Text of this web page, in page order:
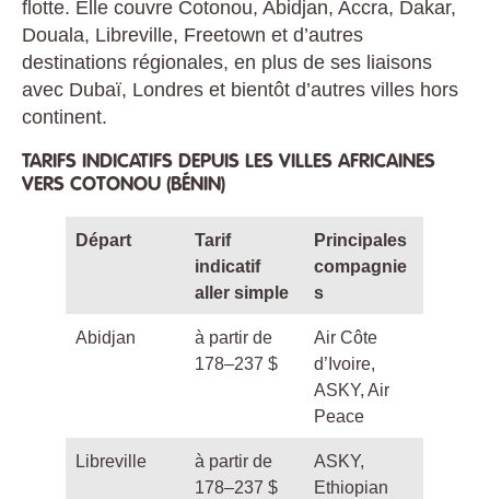
flotte. Elle couvre Cotonou, Abidjan, Accra, Dakar,
Douala, Libreville, Freetown et d’autres
destinations régionales, en plus de ses liaisons
avec Dubaï, Londres et bientôt d’autres villes hors
continent.
TARIFS INDICATIFS DEPUIS LES VILLES AFRICAINES
VERS COTONOU (BÉNIN)
Départ
Tarif
indicatif
aller simple
Principales
compagnie
s
Abidjan
à partir de
178–237 $
Air Côte
d’Ivoire,
ASKY, Air
Peace
Libreville
à partir de
178–237 $
ASKY,
Ethiopian